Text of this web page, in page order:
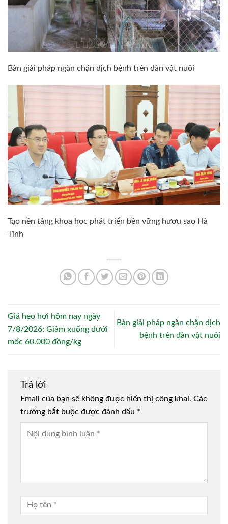
Bàn giải pháp ngăn chặn dịch bệnh trên đàn vật nuôi
Tạo nền tảng khoa học phát triển bền vững hươu sao Hà
Tĩnh
Giá heo hơi hôm nay ngày
7/8/2026: Giảm xuống dưới
mốc 60.000 đồng/kg
Bàn giải pháp ngăn chặn dịch
bệnh trên đàn vật nuôi
Trả lời
Email của bạn sẽ không được hiển thị công khai. Các
trường bắt buộc được đánh dấu *